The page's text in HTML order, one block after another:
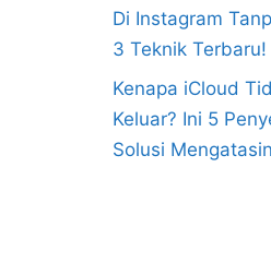
Di Instagram
3 Teknik Terbaru!
Kenapa iCloud
Keluar? Ini 5
Solusi